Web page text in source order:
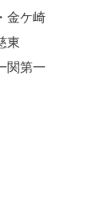
金ケ崎
東
関第一